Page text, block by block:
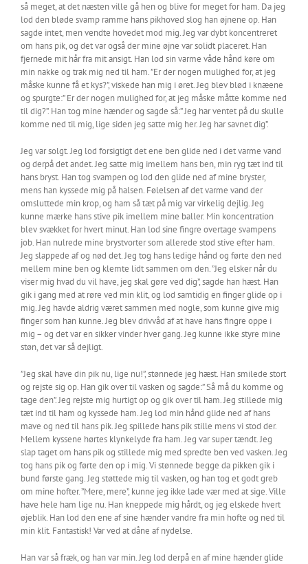
så meget, at det næsten ville gå hen og blive for meget for ham. Da jeg
lod den bløde svamp ramme hans pikhoved slog han øjnene op. Han
sagde intet, men vendte hovedet mod mig. Jeg var dybt koncentreret
om hans pik, og det var også der mine øjne var solidt placeret. Han
fjernede mit hår fra mit ansigt. Han lod sin varme våde hånd køre om
min nakke og trak mig ned til ham. ”Er der nogen mulighed for, at jeg
måske kunne få et kys?”, viskede han mig i øret. Jeg blev blød i knæene
og spurgte:” Er der nogen mulighed for, at jeg måske måtte komme ned
til dig?”. Han tog mine hænder og sagde så:” Jeg har ventet på du skulle
komme ned til mig, lige siden jeg satte mig her. Jeg har savnet dig”.
Jeg var solgt. Jeg lod forsigtigt det ene ben glide ned i det varme vand
og derpå det andet. Jeg satte mig imellem hans ben, min ryg tæt ind til
hans bryst. Han tog svampen og lod den glide ned af mine bryster,
mens han kyssede mig på halsen. Følelsen af det varme vand der
omsluttede min krop, og ham så tæt på mig var virkelig dejlig. Jeg
kunne mærke hans stive pik imellem mine baller. Min koncentration
blev svækket for hvert minut. Han lod sine fingre overtage svampens
job. Han nulrede mine brystvorter som allerede stod stive efter ham.
Jeg slappede af og nød det. Jeg tog hans ledige hånd og førte den ned
mellem mine ben og klemte lidt sammen om den. ”Jeg elsker når du
viser mig hvad du vil have, jeg skal gøre ved dig”, sagde han hæst. Han
gik i gang med at røre ved min klit, og lod samtidig en finger glide op i
mig. Jeg havde aldrig været sammen med nogle, som kunne give mig
finger som han kunne. Jeg blev drivvåd af at have hans fingre oppe i
mig – og det var en sikker vinder hver gang. Jeg kunne ikke styre mine
støn, det var så dejligt.
”Jeg skal have din pik nu, lige nu!”, stønnede jeg hæst. Han smilede stort
og rejste sig op. Han gik over til vasken og sagde:” Så må du komme og
tage den”. Jeg rejste mig hurtigt op og gik over til ham. Jeg stillede mig
tæt ind til ham og kyssede ham. Jeg lod min hånd glide ned af hans
mave og ned til hans pik. Jeg spillede hans pik stille mens vi stod der.
Mellem kyssene hørtes klynkelyde fra ham. Jeg var super tændt. Jeg
slap taget om hans pik og stillede mig med spredte ben ved vasken. Jeg
tog hans pik og førte den op i mig. Vi stønnede begge da pikken gik i
bund første gang. Jeg støttede mig til vasken, og han tog et godt greb
om mine hofter. ”Mere, mere”, kunne jeg ikke lade vær med at sige. Ville
have hele ham lige nu. Han kneppede mig hårdt, og jeg elskede hvert
øjeblik. Han lod den ene af sine hænder vandre fra min hofte og ned til
min klit. Fantastisk! Var ved at dåne af nydelse.
Han var så fræk, og han var min. Jeg lod derpå en af mine hænder glide